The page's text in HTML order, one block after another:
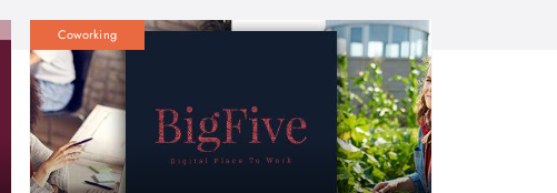
Coworking